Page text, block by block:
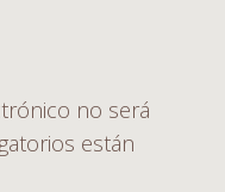
no será
están